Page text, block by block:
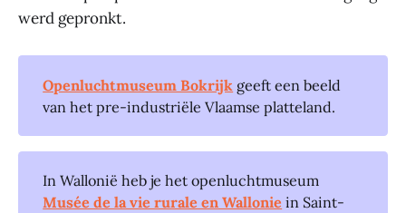
werd gepronkt.
Openluchtmuseum Bokrijk geeft een beeld
van het pre-industriële Vlaamse platteland.
In Wallonië heb je het openluchtmuseum
Musée de la vie rurale en Wallonie in Saint-